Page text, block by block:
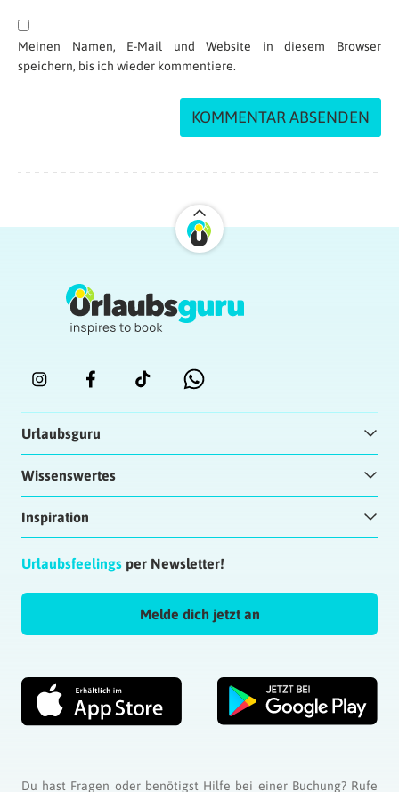
Meinen Namen, E-Mail und Website in diesem Browser
speichern, bis ich wieder kommentiere.
Urlaubsguru
Wissenswertes
Inspiration
Urlaubsfeelings per Newsletter!
Melde dich jetzt an
Du hast Fragen oder benötigst Hilfe bei einer Buchung? Rufe